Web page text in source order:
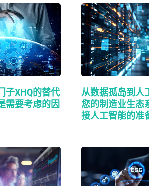
子XHQ的替代
需要考虑的因
从数据孤岛到人
您的制造业生态
接人工智能的准